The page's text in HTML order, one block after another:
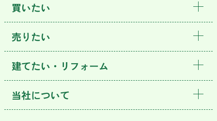
買いたい
売りたい
建てたい・リフォーム
当社について